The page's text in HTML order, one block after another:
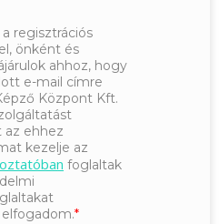
regisztrációs
önként és
ahhoz, hogy
e-mail címre
Központ Kft.
az ehhez
kezelje az
foglaltak